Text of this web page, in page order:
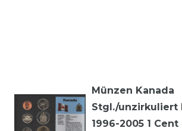
Münzen Kanada
Stgl./unzirkuliert
1996-2005 1